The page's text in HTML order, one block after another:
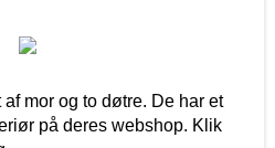
mor og to døtre. De har et
på deres webshop. Klik